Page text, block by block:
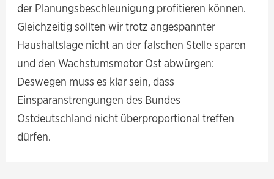
der Planungsbeschleunigung profitieren können.
Gleichzeitig sollten wir trotz angespannter
Haushaltslage nicht an der falschen Stelle sparen
und den Wachstumsmotor Ost abwürgen:
Deswegen muss es klar sein, dass
Einsparanstrengungen des Bundes
Ostdeutschland nicht überproportional treffen
dürfen.